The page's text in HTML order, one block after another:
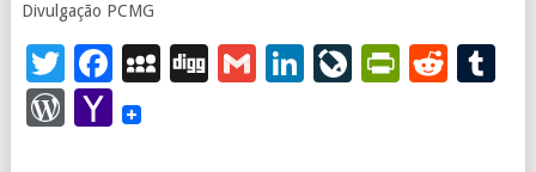
Divulgação PCMG
Twitter
Facebook
MySpace
DiggGmailLinkedIn
WordPress
Yahoo